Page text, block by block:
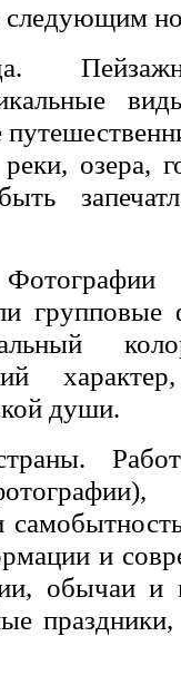
следующим
озера,
групповые
души.
и
обычаи и